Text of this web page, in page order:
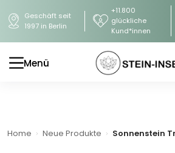
Geschäft seit
1997 in Berlin
+11.800
glückliche
Kund*innen
Menü
Home Neue Produkte